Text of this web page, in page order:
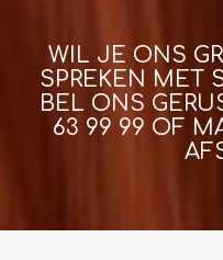
WIL JE ONS
SPREKEN MET
BEL ONS
63 99 99 OF